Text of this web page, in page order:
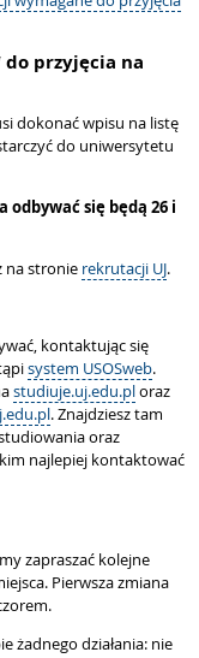
przyjęcia na
dokonać wpisu na listę
do uniwersytetu
się będą 26 i
na stronie rekrutacji UJ.
kontaktując się
system USOSweb.
studiuje.uj.edu.ploraz
. Znajdziesz tam
oraz
najlepiej kontaktować
zapraszać kolejne
Pierwsza zmiana
żadnego działania: nie